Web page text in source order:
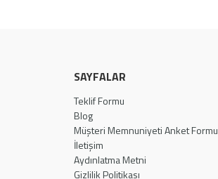
SAYFALAR
Teklif Formu
Blog
Müşteri Memnuniyeti Anket Formu
İletişim
Aydınlatma Metni
Gizlilik Politikası